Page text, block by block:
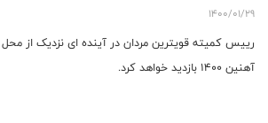
1400/01/29
رییس کمیته قویترین مردان در آینده ای نزدیک از محل
آهنین 1400 بازدید خواهد کرد.